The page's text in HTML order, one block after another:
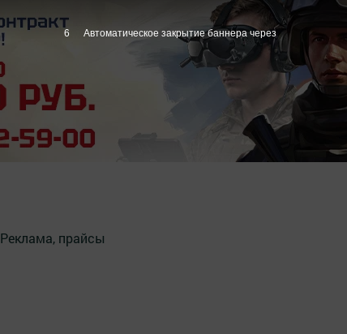
Реклама, прайсы
5 Автоматическое закрытие баннера через